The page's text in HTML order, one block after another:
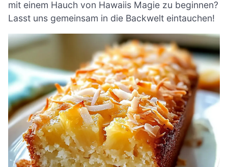
mit einem Hauch von Hawaiis Magie zu beginnen?
Lasst uns gemeinsam in die Backwelt eintauchen!